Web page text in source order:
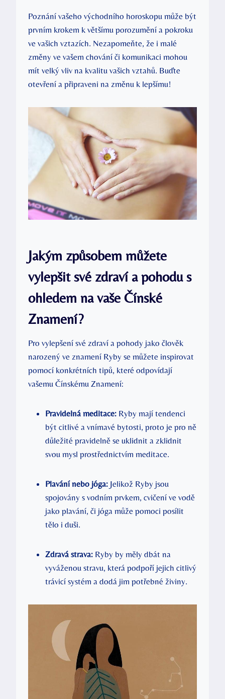
Poznání vašeho východního horoskopu může být
prvním krokem k většímu porozumění a pokroku
ve vašich vztazích. Nezapomeňte, že i malé
změny ve vašem chování či komunikaci mohou
mít velký vliv na kvalitu vašich vztahů. Buďte
otevření a připraveni na změnu k lepšímu!
Jakým způsobem můžete
vylepšit své zdraví a pohodu s
ohledem na vaše Čínské
Znamení?
Pro vylepšení své zdraví a pohody jako člověk
narozený ve znamení Ryby se můžete inspirovat
pomocí konkrétních tipů, které odpovídají
vašemu Čínskému Znamení:
Pravidelná meditace: Ryby mají tendenci
být citlivé a vnímavé bytosti, proto je pro ně
důležité pravidelně se uklidnit a zklidnit
svou mysl prostřednictvím meditace.
Plavání nebo jóga: Jelikož Ryby jsou
spojovány s vodním prvkem, cvičení ve vodě
jako plavání, či jóga může pomoci posílit
tělo i duši.
Zdravá strava: Ryby by měly dbát na
vyváženou stravu, která podpoří jejich citlivý
trávicí systém a dodá jim potřebné živiny.